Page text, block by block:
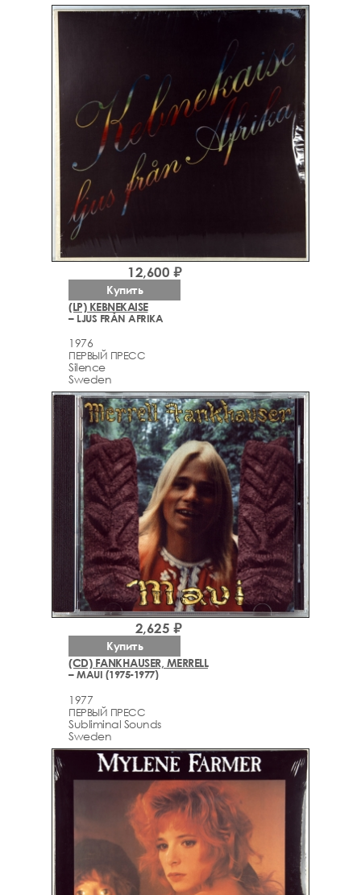
(LP) KEBNEKAISE
– LJUS FRÅN AFRIKA
1976
ПЕРВЫЙ ПРЕСС
Silence
Sweden
12,600 ₽
Купить
(CD) FANKHAUSER, MERRELL
– MAUI (1975-1977)
1977
ПЕРВЫЙ ПРЕСС
Subliminal Sounds
Sweden
2,625 ₽
Купить